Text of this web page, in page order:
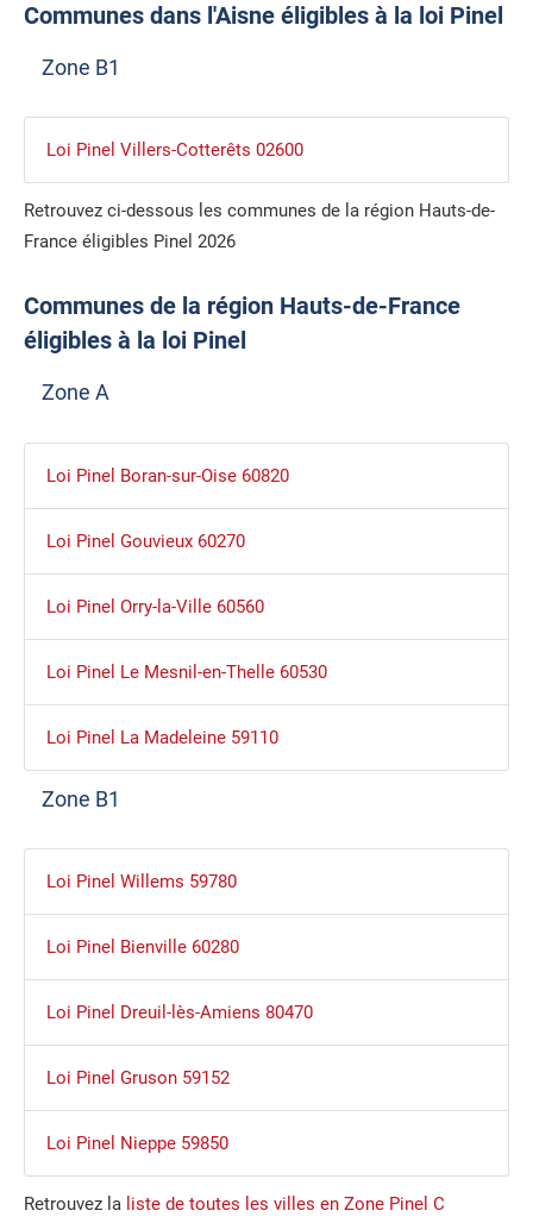
Communes dans l'Aisne éligibles à la loi Pinel
Zone B1
Loi Pinel Villers-Cotterêts 02600
Retrouvez ci-dessous les communes de la région Hauts-de-
France éligibles Pinel 2026
Communes de la région Hauts-de-France
éligibles à la loi Pinel
Zone A
Loi Pinel Boran-sur-Oise 60820
Loi Pinel Gouvieux 60270
Loi Pinel Orry-la-Ville 60560
Loi Pinel Le Mesnil-en-Thelle 60530
Loi Pinel La Madeleine 59110
Zone B1
Loi Pinel Willems 59780
Loi Pinel Bienville 60280
Loi Pinel Dreuil-lès-Amiens 80470
Loi Pinel Gruson 59152
Loi Pinel Nieppe 59850
Retrouvez la liste de toutes les villes en Zone Pinel C